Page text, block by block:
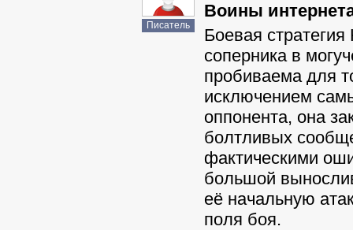
Писатель
Воины
Боевая
соперника в
пробиваема для
исключением
оппонента, она
болтливых
фактическими
большой
её начальную
поля боя.